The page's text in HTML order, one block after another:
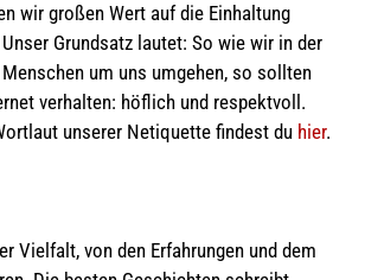
wir großen Wert auf die Einhaltung
Grundsatz lautet: So wie wir in der
um uns umgehen, so sollten
verhalten: höflich und respektvoll.
unserer Netiquette findest du hier.
Vielfalt, von den Erfahrungen und dem